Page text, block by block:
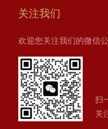
关注我们
欢迎您关注我们的微信
扫
关